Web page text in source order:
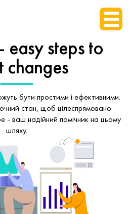
stepsto
changes
бути простими і ефективними.
стан, щоб цілеспрямовано
- ваш надійний помічник на цьому
шляху.